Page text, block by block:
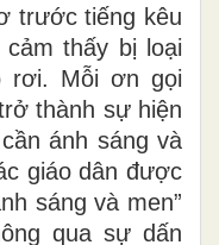
trước tiếng kêu
thấy bị loại
rơi. Mỗi ơn gọi
thành sự hiện
ánh sáng và
giáo dân được
sáng và men”
qua sự dấn